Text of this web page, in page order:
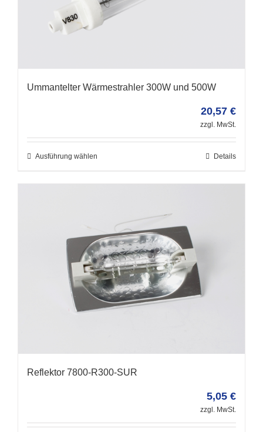
Ummantelter Wärmestrahler 300W und 500W
20,57 €
zzgl. MwSt.
Ausführung wählen Details
Reflektor 7800-R300-SUR
5,05 €
zzgl. MwSt.